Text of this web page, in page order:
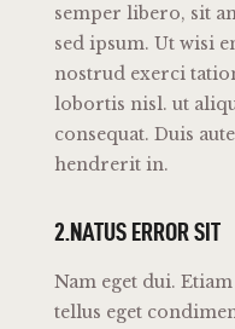
semper libero, sit
sed ipsum. Ut wisi
nostrud exerci
lobortis nisl. ut
consequat. Duis
hendrerit in.
2.NATUS ERROR SIT
Nam eget dui.
tellus eget